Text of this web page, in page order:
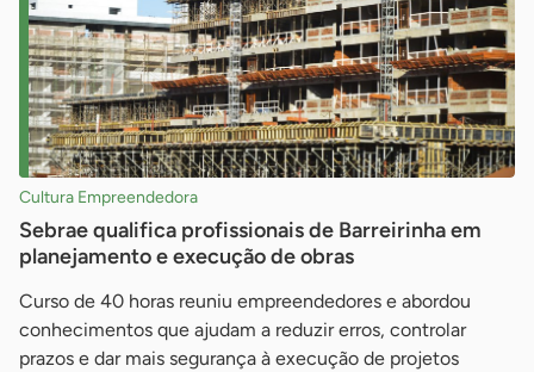
Cultura Empreendedora
Sebrae qualifica profissionais de Barreirinha em
planejamento e execução de obras
Curso de 40 horas reuniu empreendedores e abordou
conhecimentos que ajudam a reduzir erros, controlar
prazos e dar mais segurança à execução de projetos